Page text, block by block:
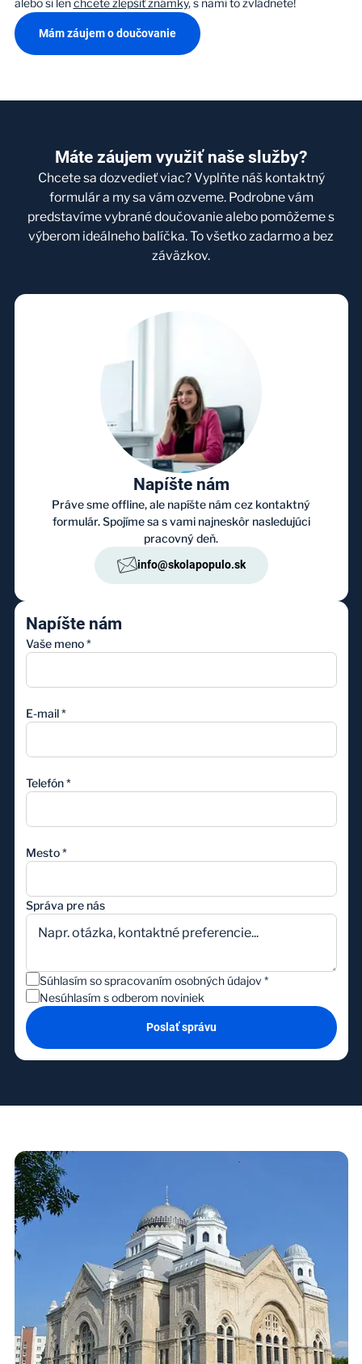
Mám záujem o doučovanie
Máte záujem využiť naše služby?
Chcete sa dozvedieť viac? Vyplňte náš kontaktný
formulár a my sa vám ozveme. Podrobne vám
predstavíme vybrané doučovanie alebo pomôžeme s
výberom ideálneho balíčka. To všetko zadarmo a bez
záväzkov.
Napíšte nám
Práve sme offline, ale napíšte nám cez kontaktný
formulár. Spojíme sa s vami najneskôr nasledujúci
pracovný deň.
info@skolapopulo.sk
Napíšte nám
Vaše meno *
E-mail *
Telefón *
Mesto *
Správa pre nás
Súhlasím so spracovaním osobných údajov *
Nesúhlasím s odberom noviniek
Poslať správu